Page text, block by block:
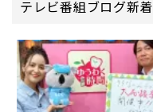
テレビ番組ブログ新着